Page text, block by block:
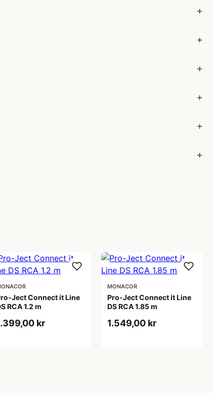
Ject Connect it Line
RCA 1.2 m
kr
MONACOR
Pro-Ject Connect it Line
DS RCA 1.85 m
1.549,00 kr